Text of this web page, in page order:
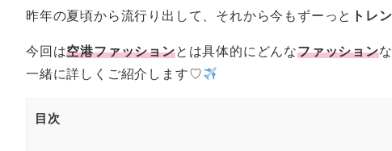
昨年の夏頃から流行り出して、それから今もずーっと
トレ
今回は空港ファッションとは具体的にどんなファッション
一緒に詳しくご紹介します♡
目次